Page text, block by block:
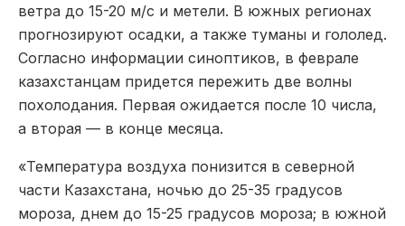
ветра до 15-20 м/с и метели. В южных регионах
прогнозируют осадки, а также туманы и гололед.
Согласно информации синоптиков, в феврале
казахстанцам придется пережить две волны
похолодания. Первая ожидается после 10 числа,
а вторая — в конце месяца.
«Температура воздуха понизится в северной
части Казахстана, ночью до 25-35 градусов
мороза, днем до 15-25 градусов мороза; в южной